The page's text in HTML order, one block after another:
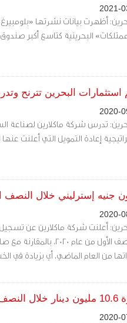
أظهرت بيانات نشرتها
البحرينية كتاسع أكبر صندوق سيادي
البحرين تترنح
تدرس شركة ماكلارين لصناعة
إعادة التمويل التي أعلنت
من العام الماضي، أي بزيادة في